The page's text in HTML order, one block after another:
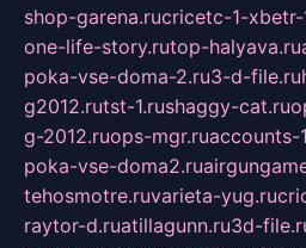
shop-garena.rucricetc-1-
one-life-story.rutop-halyava.ru
poka-vse-doma-2.ru3-d-file.ru
g2012.rutst-1.rushaggy-cat.ru
g-2012.ruops-mgr.ruaccounts-
poka-vse-doma2.ru
tehosmotre.ruvarieta-yug.ru
raytor-d.ruatillagunn.ru3d-